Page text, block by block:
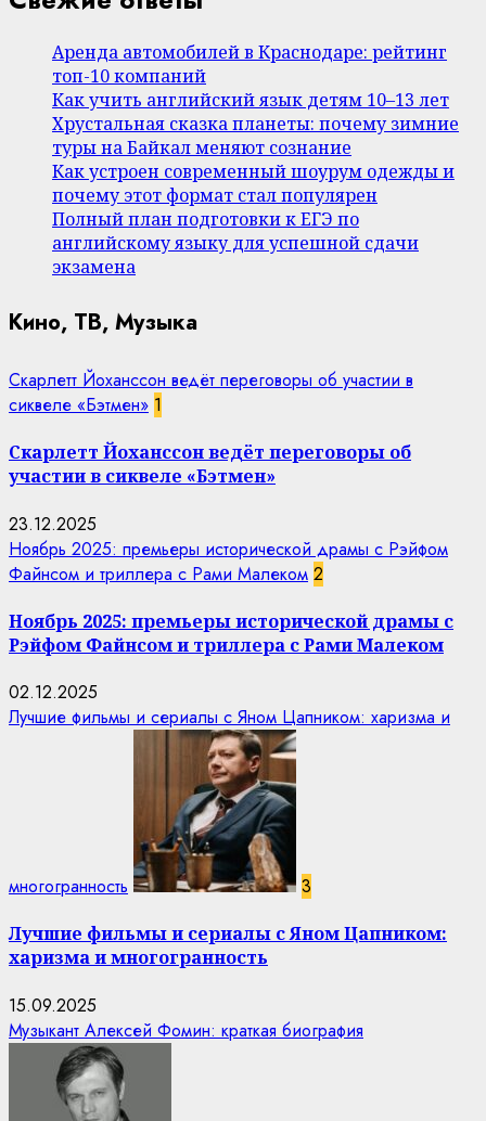
Аренда автомобилей в Краснодаре: рейтинг
топ-10 компаний
Как учить английский язык детям 10–13 лет
Хрустальная сказка планеты: почему зимние
туры на Байкал меняют сознание
Как устроен современный шоурум одежды и
почему этот формат стал популярен
Полный план подготовки к ЕГЭ по
английскому языку для успешной сдачи
экзамена
Кино, ТВ, Музыка
Скарлетт Йоханссон ведёт переговоры об участии в
сиквеле «Бэтмен» 1
Скарлетт Йоханссон ведёт переговоры об
участии в сиквеле «Бэтмен»
23.12.2025
Ноябрь 2025: премьеры исторической драмы с Рэйфом
Файнсом и триллера с Рами Малеком 2
Ноябрь 2025: премьеры исторической драмы с
Рэйфом Файнсом и триллера с Рами Малеком
02.12.2025
Лучшие фильмы и сериалы с Яном Цапником: харизма и
многогранность 3
Лучшие фильмы и сериалы с Яном Цапником:
харизма и многогранность
15.09.2025
Музыкант Алексей Фомин: краткая биография